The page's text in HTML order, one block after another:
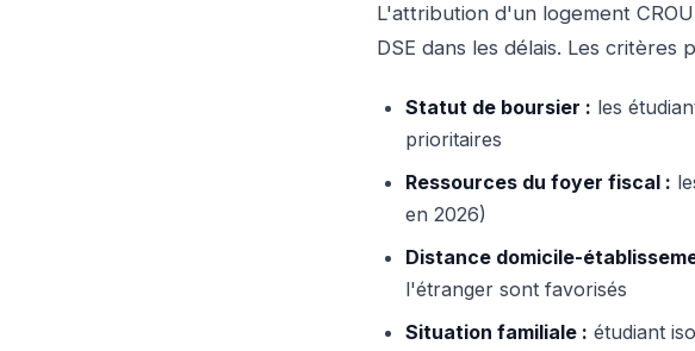
L'attribution d'un logement
DSE dans les délais. Les
Statut de boursier : les
prioritaires
Ressources du foyer fiscal :
en 2026)
Distance domicile-
l'étranger sont favorisés
Situation familiale : étudiant